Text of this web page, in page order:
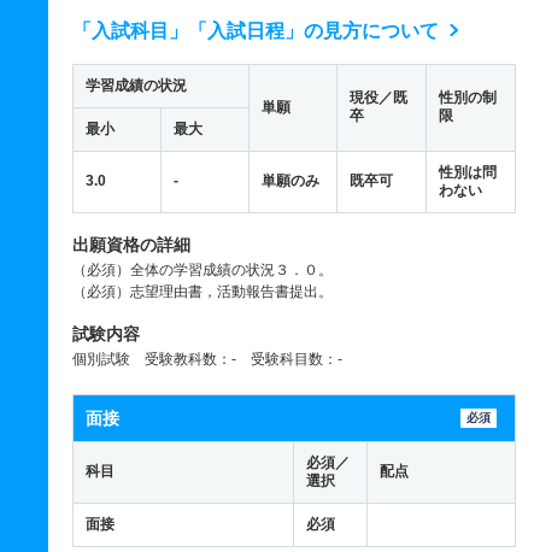
「入試科目」「入試日程」の見方について
学習成績の状況
単願
現役／既
卒
性別の制
限
最小 最大
3.0 - 単願のみ 既卒可
性別は問
わない
出願資格の詳細
（必須）全体の学習成績の状況３．０。
（必須）志望理由書，活動報告書提出。
試験内容
個別試験 受験教科数：- 受験科目数：-
面接 必須
科目
必須／
選択
配点
面接 必須